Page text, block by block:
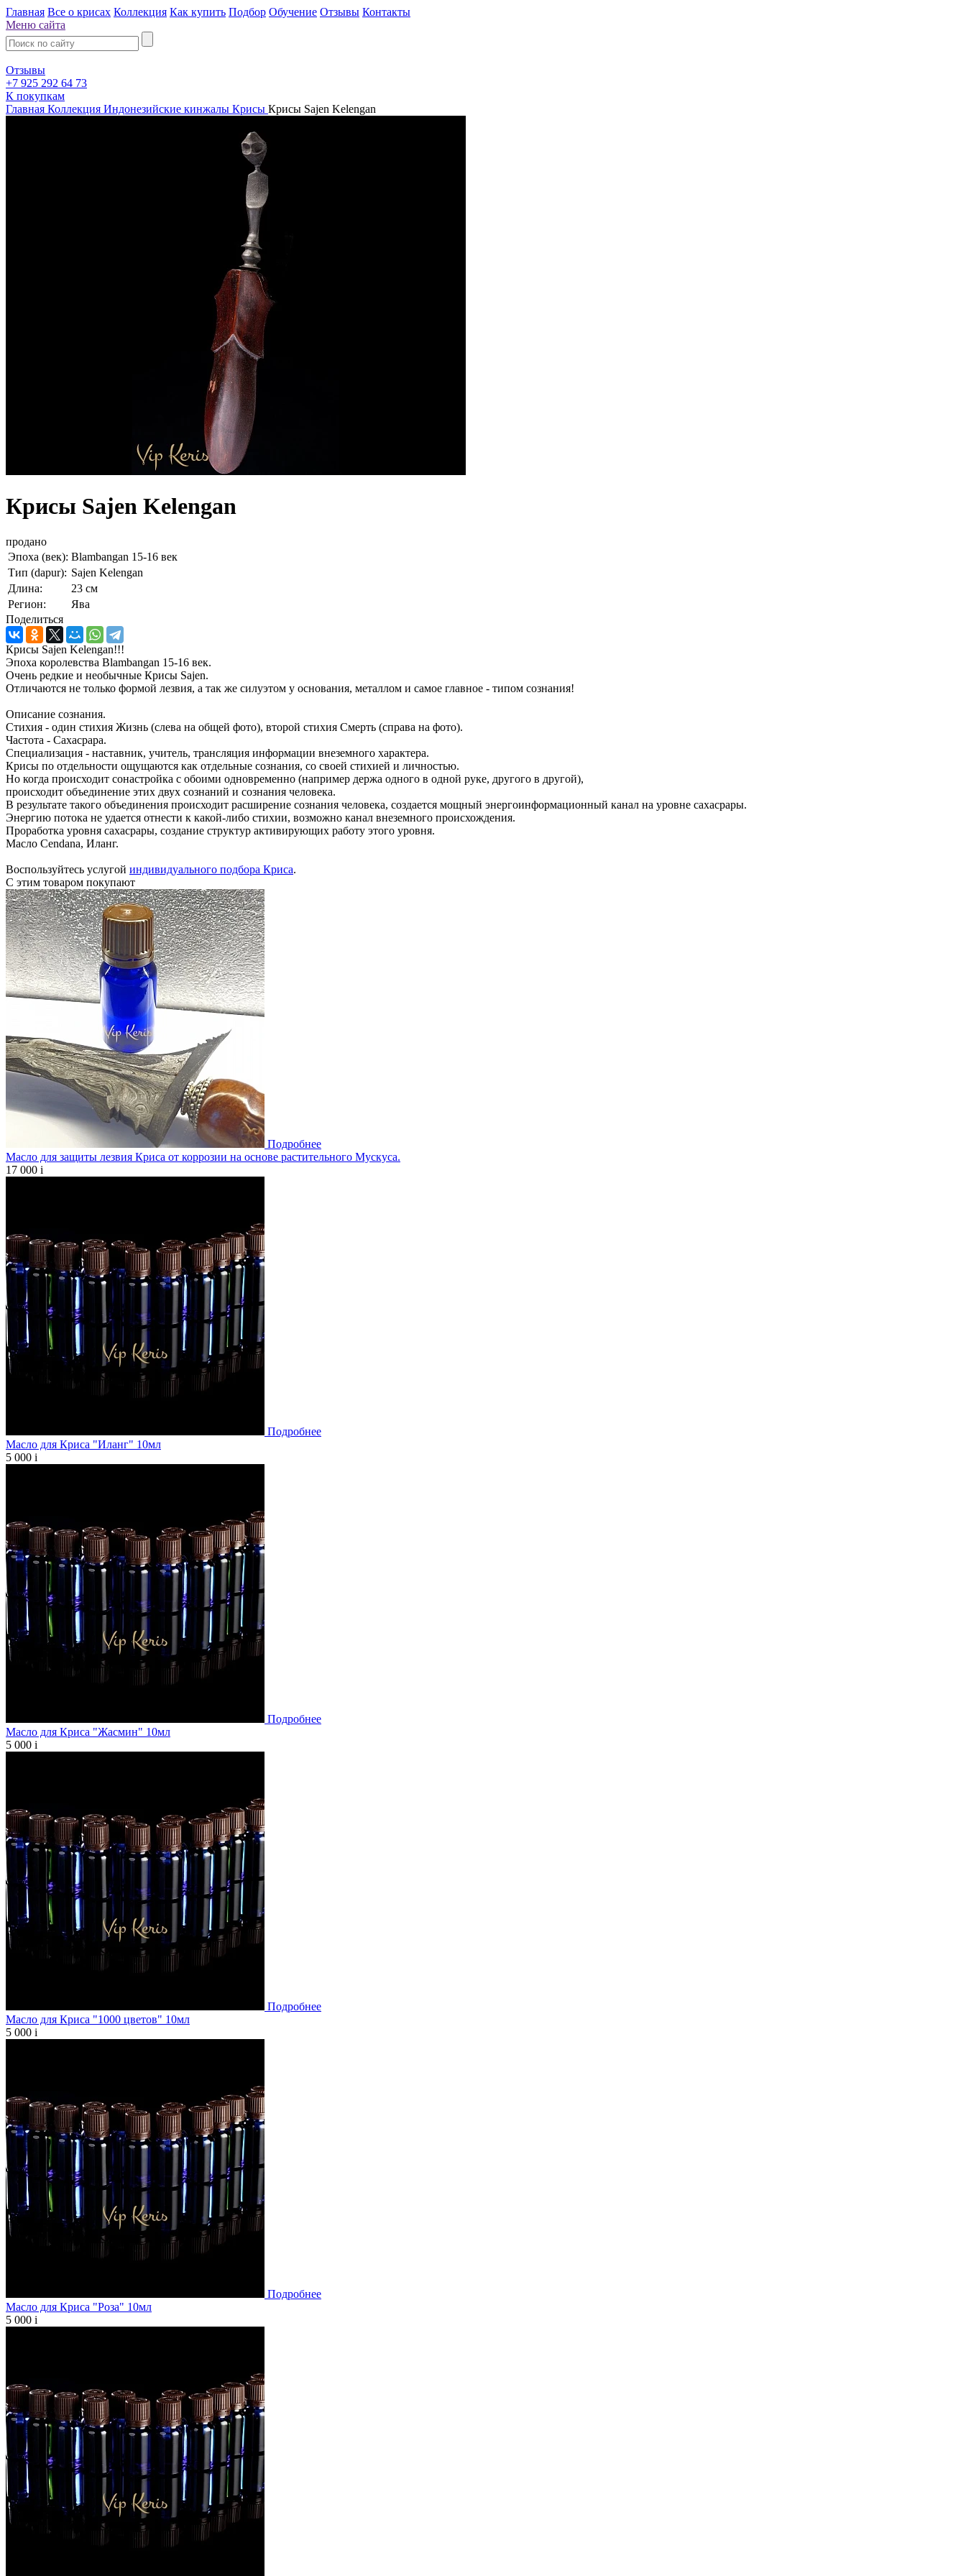
Главная Все о крисах Коллекция Как купить Подбор Обучение Отзывы Контакты
Меню сайта
Отзывы
+7 925 292 64 73
К покупкам
Главная Коллекция Индонезийские кинжалы Крисы Крисы Sajen Kelengan
Крисы Sajen Kelengan
продано
Эпоха (век): Blambangan 15-16 век
Тип (dapur): Sajen Kelengan
Длина:
23 см
Регион:
Ява
Поделиться
Крисы Sajen Kelengan!!!
Эпоха королевства Blambangan 15-16 век.
Очень редкие и необычные Крисы Sajen.
Отличаются не только формой лезвия, а так же силуэтом у основания, металлом и самое главное - типом сознания!
Описание сознания.
Стихия - один стихия Жизнь (слева на общей фото), второй стихия Смерть (справа на фото).
Частота - Сахасрара.
Специализация - наставник, учитель, трансляция информации внеземного характера.
Крисы по отдельности ощущаются как отдельные сознания, со своей стихией и личностью.
Но когда происходит сонастройка с обоими одновременно (например держа одного в одной руке, другого в другой),
происходит объединение этих двух сознаний и сознания человека.
В результате такого объединения происходит расширение сознания человека, создается мощный энергоинформационный канал на уровне сахасрары.
Энергию потока не удается отнести к какой-либо стихии, возможно канал внеземного происхождения.
Проработка уровня сахасрары, создание структур активирующих работу этого уровня.
Масло Cendana, Иланг.
Воспользуйтесь услугой индивидуального подбора Криса.
С этим товаром покупают
Подробнее
Масло для защиты лезвия Криса от коррозии на основе растительного Мускуса.
17 000 i
Подробнее
Масло для Криса "Иланг" 10мл
5 000 i
Подробнее
Масло для Криса "Жасмин" 10мл
5 000 i
Подробнее
Масло для Криса "1000 цветов" 10мл
5 000 i
Подробнее
Масло для Криса "Роза" 10мл
5 000 i